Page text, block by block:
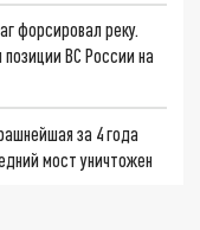
форсировал реку.
ВС России на
за 4 года
мост уничтожен